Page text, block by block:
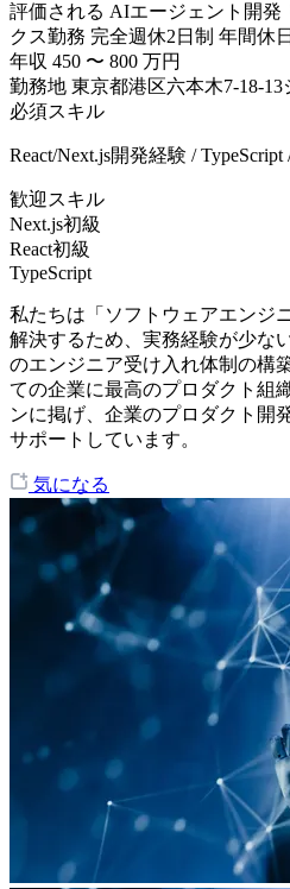
評価される AIエージェント開発
クス勤務 完全週休2日制 年間休
年収 450 〜 800 万円
勤務地 東京都港区六本木7-18-
必須スキル
React/Next.js開発経験 /
歓迎スキル
Next.js初級
React初級
TypeScript
私たちは「ソフトウェアエンジ
解決するため、実務経験が少な
のエンジニア受け入れ体制の構
ての企業に最高のプロダクト組
ンに掲げ、企業のプロダクト開
サポートしています。
気になる